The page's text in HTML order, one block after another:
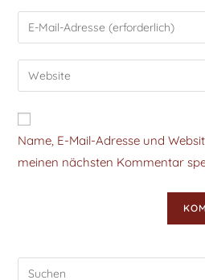
Name, E-Mail-Adresse und
meinen nächsten Kommentar